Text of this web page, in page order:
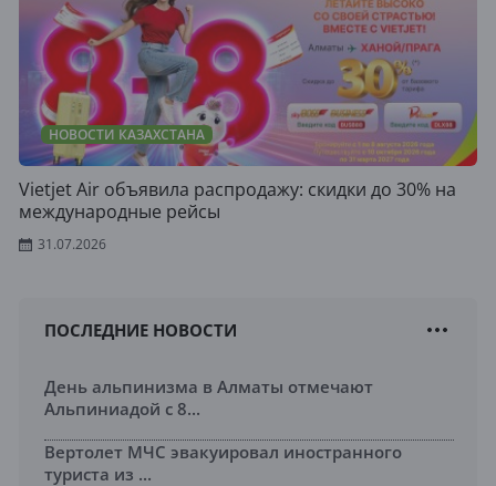
НОВОСТИ КАЗАХСТАНА
Vietjet Air объявила распродажу: скидки до 30% на
международные рейсы
31.07.2026
ПОСЛЕДНИЕ НОВОСТИ
День альпинизма в Алматы отмечают
Альпиниадой с 8...
Вертолет МЧС эвакуировал иностранного
туриста из ...